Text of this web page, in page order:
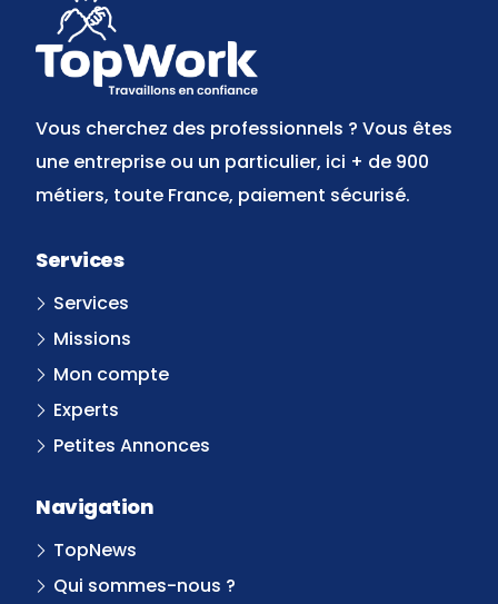
Vous cherchez des professionnels ? Vous êtes
une entreprise ou un particulier, ici + de 900
métiers, toute France, paiement sécurisé.
Services
Services
Missions
Mon compte
Experts
Petites Annonces
Navigation
TopNews
Qui sommes-nous ?